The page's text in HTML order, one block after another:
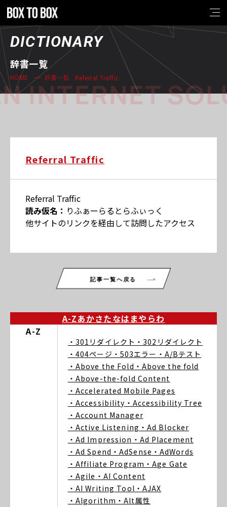
DICTIONARY
辞書一覧
HOME 辞書一覧 Referral Traffic
INTERNET
Referral Traffic
Referral Traffic
読み仮名： りふぁーらるとらふぃっく
他サイトのリンクを経由して訪問したアクセス
記事一覧へ戻る
A-Zあかさたなは まや らわ
A-Z
・301リダイレクト ・302リダイレクト
・404ページ ・503エラー ・A/Bテスト
・Above the Fold ・Above the fold
・Above-the-fold Content
・Accelerated Mobile Pages
・Accessibility ・Accessibility Tree
・Account Manager
・Active Listening ・Ad Blocker
・Ad Impression ・Ad Placement
・Ad Spend ・AdSense ・AdWords
・Affiliate Program ・Age Gate
・Agile ・AI Content
・AI Writing Tool ・AJAX
・Algorithm ・Alt属性